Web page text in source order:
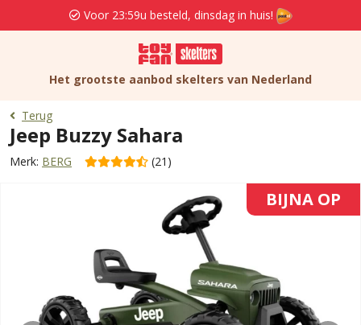
Voor 23:59u besteld, dinsdag in huis!
Het grootste aanbod skelters van Nederland
Terug
Jeep Buzzy Sahara
Merk: BERG (21)
BIJNA OP